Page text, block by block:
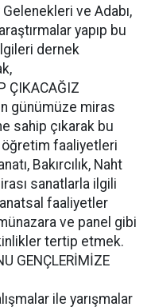
Gelenekleri ve Adabı,
yapıp bu
dernek
ÇIKACAĞIZ
günümüze miras
sahip çıkarak bu
faaliyetleri
Bakırcılık, Naht
sanatlarla ilgili
faaliyetler
ve panel gibi
tertip etmek.
GENÇLERİMİZE
ile yarışmalar